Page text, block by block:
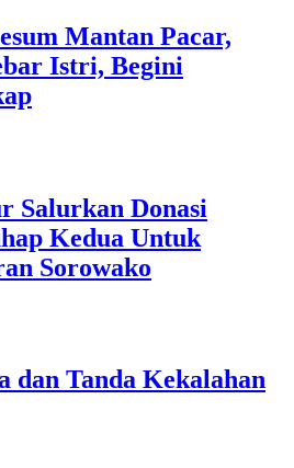
Mantan Pacar,
Istri, Begini
Salurkan Donasi
Kedua Untuk
Sorowako
dan Tanda Kekalahan